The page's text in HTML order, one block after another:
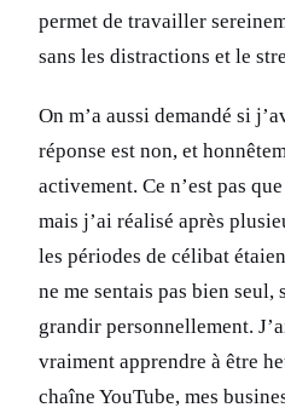
permet de travailler
sans les distractions et le
On m’a aussi demandé si
réponse est non, et
activement. Ce n’est pas
mais j’ai réalisé après
les périodes de célibat
ne me sentais pas bien
grandir personnellement.
vraiment apprendre à être
chaîne YouTube, mes